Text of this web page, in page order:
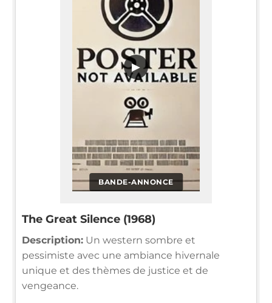
BANDE-ANNONCE
▶
The Great Silence (1968)
Description: Un western sombre et
pessimiste avec une ambiance hivernale
unique et des thèmes de justice et de
vengeance.